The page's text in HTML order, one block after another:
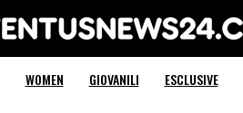
Juventus News 24
WOMEN GIOVANILI ESCLUSIVE